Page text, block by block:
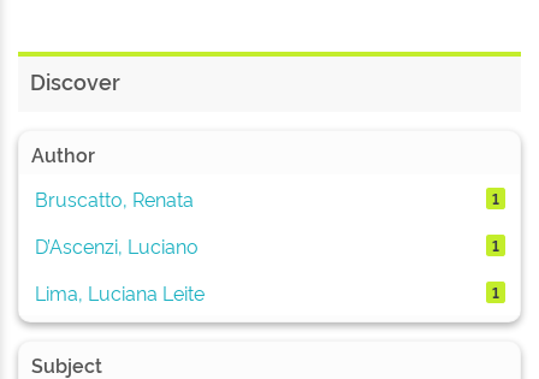
Discover
Author
Bruscatto, Renata
1
D’Ascenzi, Luciano 1
Lima, Luciana Leite 1
Subject